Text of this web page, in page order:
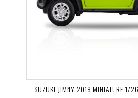
SUZUKI JIMNY 2018 MINIATURE 1/26